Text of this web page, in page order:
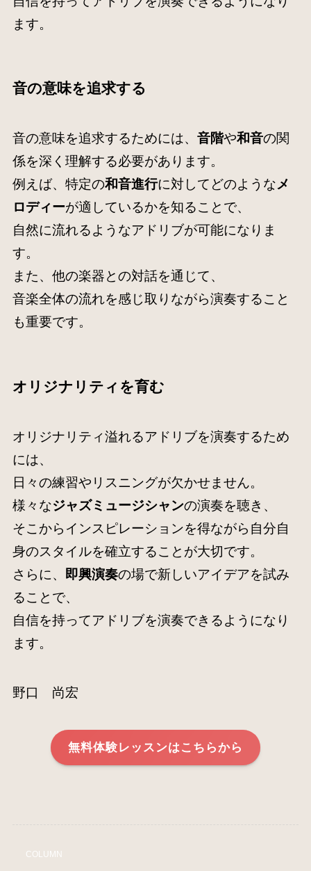
ます。
音の意味を追求する
音の意味を追求するためには、 音階や和音の関
係を深く理解する必要があります。
例えば、特定の和音進行に対してどのようなメ
ロディーが適しているかを知ることで、
自然に流れるようなアドリブが可能になりま
す。
また、他の楽器との対話を通じて、
音楽全体の流れを感じ取りながら演奏すること
も重要です。
オリジナリティを育む
オリジナリティ溢れるアドリブを演奏するため
には、
日々の練習やリスニングが欠かせません。
様々なジャズミュージシャンの演奏を聴き、
そこからインスピレーションを得ながら自分自
身のスタイルを確立することが大切です。
さらに、 即興演奏の場で新しいアイデアを試み
ることで、
自信を持ってアドリブを演奏できるようになり
ます。
野口 尚宏
無料体験レッスンはこちらから
COLUMN